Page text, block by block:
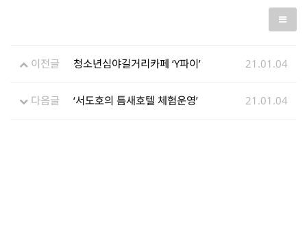
이전글 청소년심야길거리카페 ‘Y파이’ 21.01.04
다음글 ‘서도호의 틈새호텔 체험운영’ 21.01.04